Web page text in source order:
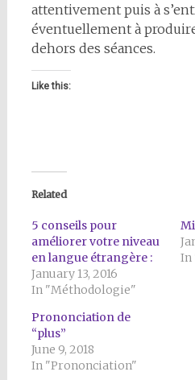
attentivement puis à
éventuellement à
dehors des séances.
Like this:
Related
5 conseils pour
améliorer votre niveau
en langue étrangère :
January 13, 2016
In "Méthodologie"
In
Prononciation de
“plus”
June 9, 2018
In "Prononciation"